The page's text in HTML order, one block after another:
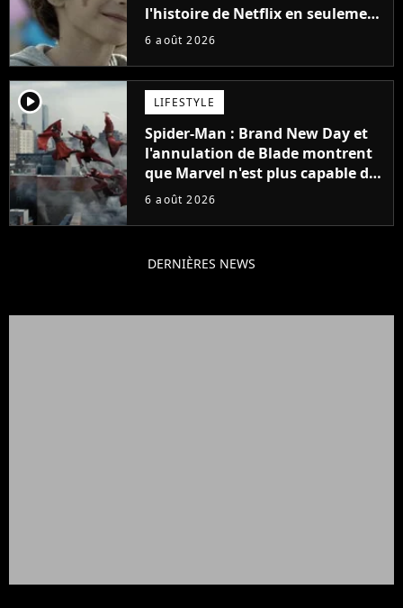
l'histoire de Netflix en seulement
48 jours
6 août 2026
player2 LIFESTYLE
Spider-Man : Brand New Day et
l'annulation de Blade montrent
que Marvel n'est plus capable de
faire quoi que ce soit de simple
6 août 2026
DERNIÈRES NEWS